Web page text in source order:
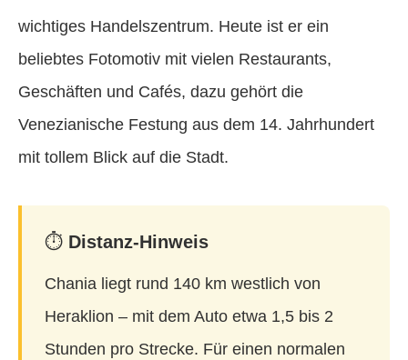
wichtiges Handelszentrum. Heute ist er ein
beliebtes Fotomotiv mit vielen Restaurants,
Geschäften und Cafés, dazu gehört die
Venezianische Festung aus dem 14. Jahrhundert
mit tollem Blick auf die Stadt.
⏱️ Distanz-Hinweis
Chania liegt rund 140 km westlich von
Heraklion – mit dem Auto etwa 1,5 bis 2
Stunden pro Strecke. Für einen normalen